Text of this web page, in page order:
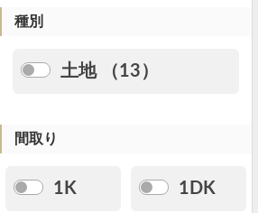
種別
土地 （13）
間取り
1K 1DK